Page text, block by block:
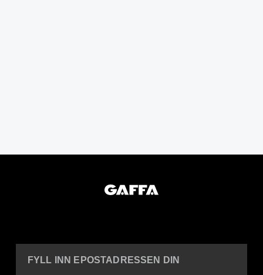
FYLL INN EPOSTADRESSEN DIN